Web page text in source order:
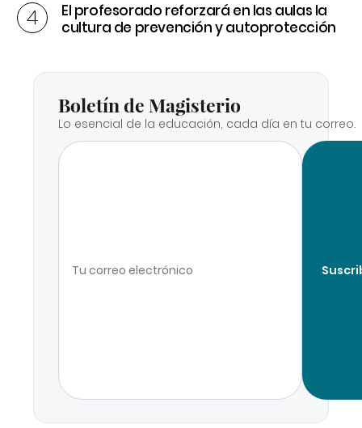
El profesorado reforzará en las aulas la
cultura de prevención y autoprotección
Boletín de Magisterio
Lo esencial de la educación, cada día en tu correo.